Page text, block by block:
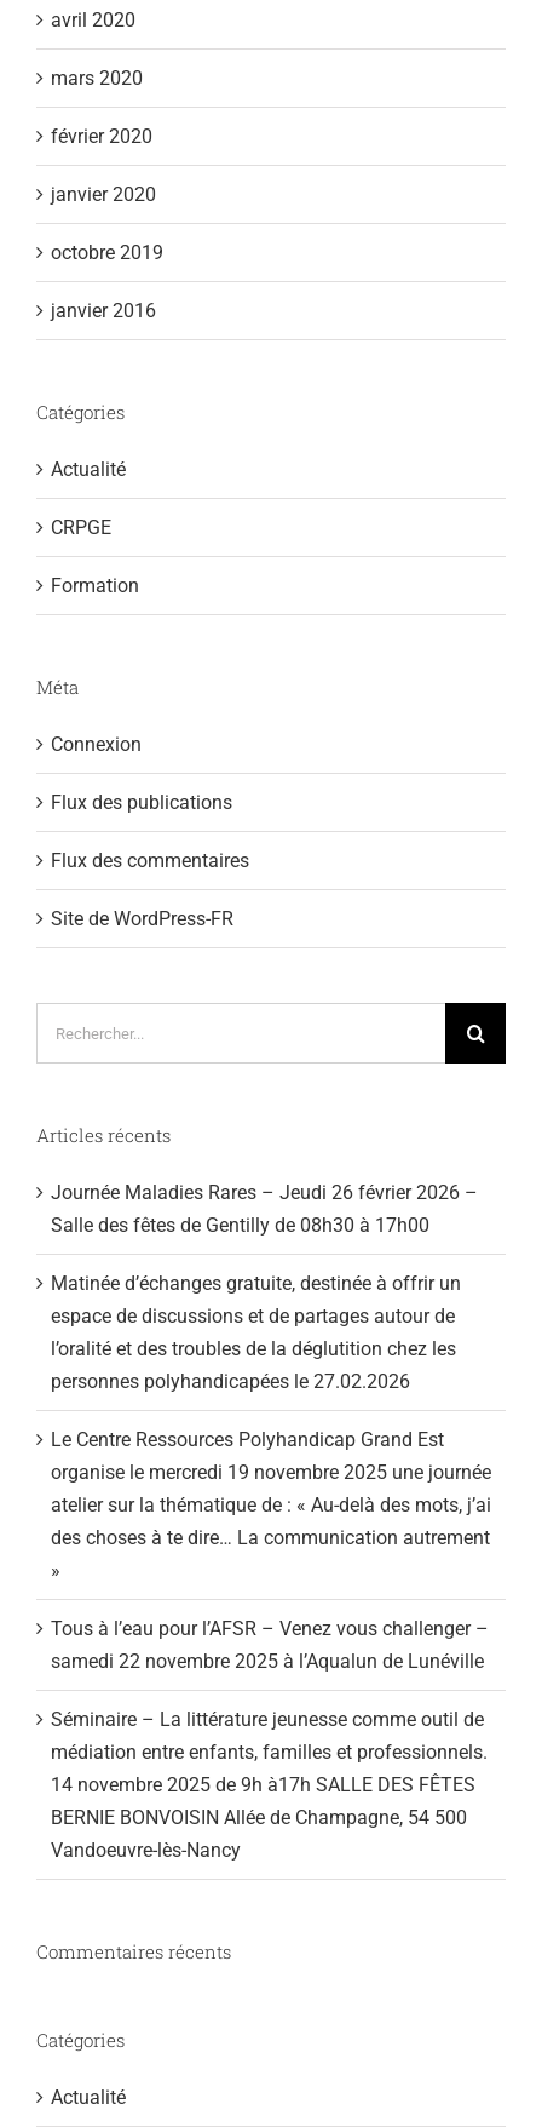
avril 2020
mars 2020
février 2020
janvier 2020
octobre 2019
janvier 2016
Catégories
Actualité
CRPGE
Formation
Méta
Connexion
Flux des publications
Flux des commentaires
Site de WordPress-FR
Articles récents
Journée Maladies Rares – Jeudi 26 février 2026 –
Salle des fêtes de Gentilly de 08h30 à 17h00
Matinée d’échanges gratuite, destinée à offrir un
espace de discussions et de partages autour de
l’oralité et des troubles de la déglutition chez les
personnes polyhandicapées le 27.02.2026
Le Centre Ressources Polyhandicap Grand Est
organise le mercredi 19 novembre 2025 une journée
atelier sur la thématique de : « Au-delà des mots, j’ai
des choses à te dire… La communication autrement
»
Tous à l’eau pour l’AFSR – Venez vous challenger –
samedi 22 novembre 2025 à l’Aqualun de Lunéville
Séminaire – La littérature jeunesse comme outil de
médiation entre enfants, familles et professionnels.
14 novembre 2025 de 9h à17h SALLE DES FÊTES
BERNIE BONVOISIN Allée de Champagne, 54 500
Vandoeuvre-lès-Nancy
Commentaires récents
Catégories
Actualité